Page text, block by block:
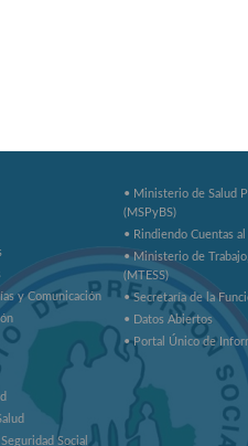
y Comunicación
• Ministerio de Salud
(MSPyBS)
• Rindiendo Cuentas
• Ministerio de
(MTESS)
• Secretaría de la
• Datos Abiertos
• Portal Único de
Social